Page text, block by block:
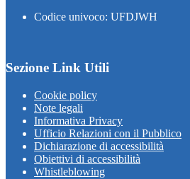
Codice univoco: UFDJWH
Sezione Link Utili
Cookie policy
Note legali
Informativa Privacy
Ufficio Relazioni con il Pubblico
Dichiarazione di accessibilità
Obiettivi di accessibilità
Whistleblowing